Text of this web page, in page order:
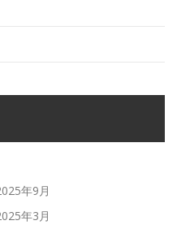
年9月
年3月